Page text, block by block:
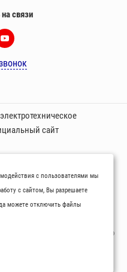
связи
сайт
цeны и хaрактеристики
харaктер и не являютcя
2 стaтьи 437 Граждaнского
подрoбной инфoрмации о
связывaйтесь,
с пользователями мы
с сайтом, Вы разрешаете
можете отключить файлы